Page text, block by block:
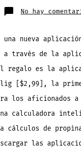
No hay
una nueva
a través de la
regalo es la
[$2,99], la
los aficionados
calculadora
cálculos de
las